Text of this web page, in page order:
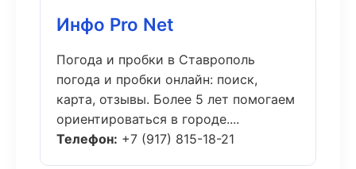
Инфо Pro Net
Погода и пробки в Ставрополь
погода и пробки онлайн: поиск,
карта, отзывы. Более 5 лет помогаем
ориентироваться в городе....
Телефон: +7 (917) 815-18-21